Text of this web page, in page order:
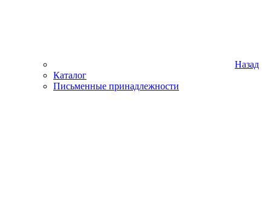
Назад
Каталог
Письменные принадлежности